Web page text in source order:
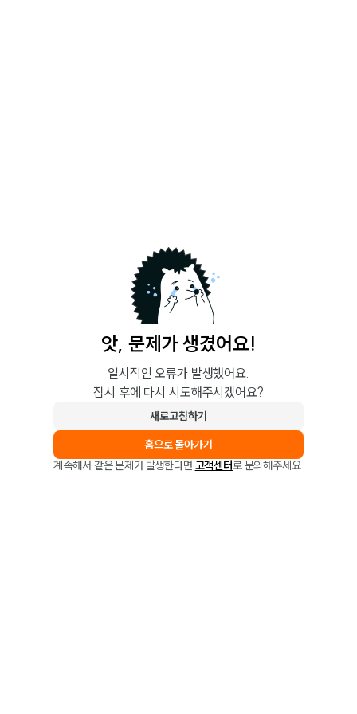
앗, 문제가 생겼어요!
일시적인 오류가 발생했어요.
잠시 후에 다시 시도해주시겠어요?
새로고침하기
홈으로 돌아가기
계속해서 같은 문제가 발생한다면 고객센터로 문의해주세요.